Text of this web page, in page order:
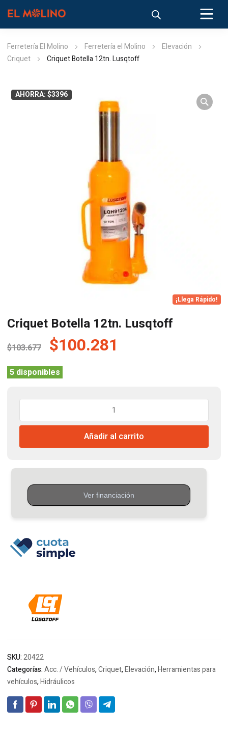
Ferretería El Molino Ferretería el Molino
Elevación
Criquet
Criquet Botella 12tn. Lusqtoff
AHORRA: $3396
¡Llega Rápido!
Criquet Botella 12tn. Lusqtoff
$103.677 El
precio
original
era:
$103.677.
$100.281
es:
5 disponibles
12tn.
cantidad
Añadir al carrito
SKU:20422
Categorías:Acc. / Vehículos,Criquet,Elevación,Herramientas para
vehículos,Hidráulicos